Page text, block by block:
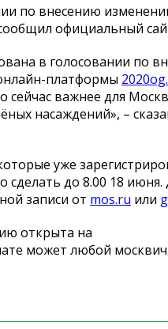
по внесению
официальный
в голосовании по
платформы
важнее для
насаждений», –
уже
до 8.00 18 июня.
записи от mos.ru или
открыта на
может любой